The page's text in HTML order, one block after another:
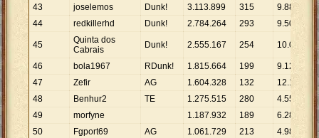
43
joselemos Dunk! 3.113.899 315 9.885
44
redkillerhd Dunk! 2.784.264 293 9.503
45
Quinta dos
Cabrais
Dunk! 2.555.167 254 10.060
46 bola1967 RDunk! 1.815.664 199 9.124
47
Zefir AG 1.604.328 132 12.154
48
Benhur2 TE 1.275.515 280 4.555
49
morfyne 1.187.932 189 6.285
50
Fgport69 AG 1.061.729 213 4.985